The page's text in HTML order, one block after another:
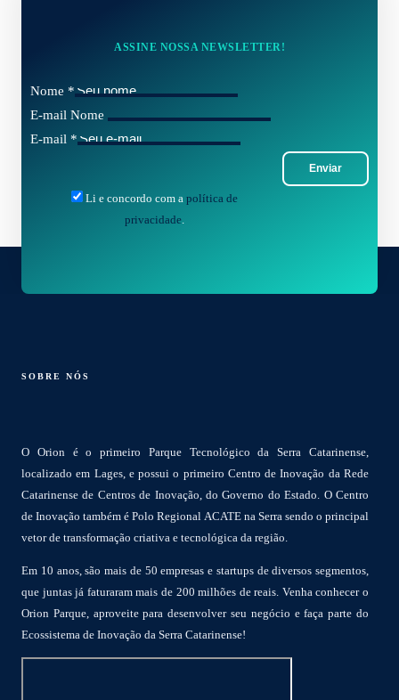
ASSINE NOSSA NEWSLETTER!
Nome *
E-mail Nome
E-mail *
Enviar
Li e concordo com a política de
privacidade.
SOBRE NÓS
O Orion é o primeiro Parque Tecnológico da Serra Catarinense,
localizado em Lages, e possui o primeiro Centro de Inovação da Rede
Catarinense de Centros de Inovação, do Governo do Estado. O Centro
de Inovação também é Polo Regional ACATE na Serra sendo o principal
vetor de transformação criativa e tecnológica da região.
Em 10 anos, são mais de 50 empresas e startups de diversos segmentos,
que juntas já faturaram mais de 200 milhões de reais. Venha conhecer o
Orion Parque, aproveite para desenvolver seu negócio e faça parte do
Ecossistema de Inovação da Serra Catarinense!